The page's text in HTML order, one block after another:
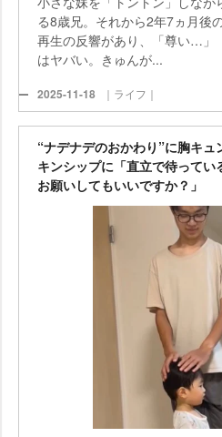
る8歳兄。それから2年7ヵ月後
再生の反響があり、「尊い…」
はヤバい。きゅんが...
2025-11-18 ｜ライフ｜
“ナデナデのおかわり”に胸キ
キンシップに「直立で待って
お願いしてもいいですか？」